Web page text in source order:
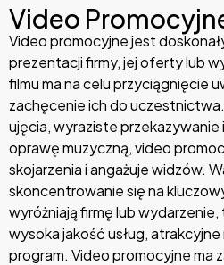
Video
Video promocyjne jest
prezentacji firmy, jej oferty lub
filmu ma na celu przyciągnięcie
zachęcenie ich do
ujęcia, wyraziste przekazywanie
oprawę muzyczną, video
skojarzenia i angażuje widzów.
skoncentrowanie się na
wyróżniają firmę lub
wysoka jakość usług,
program. Video promocyjne ma